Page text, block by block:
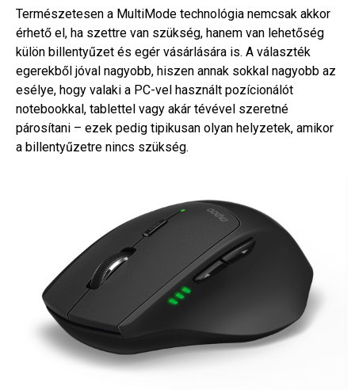
Természetesen a MultiMode technológia nemcsak akkor
érhető el, ha szettre van szükség, hanem van lehetőség
külön billentyűzet és egér vásárlására is. A választék
egerekből jóval nagyobb, hiszen annak sokkal nagyobb az
esélye, hogy valaki a PC-vel használt pozícionálót
notebookkal, tablettel vagy akár tévével szeretné
párosítani – ezek pedig tipikusan olyan helyzetek, amikor
a billentyűzetre nincs szükség.